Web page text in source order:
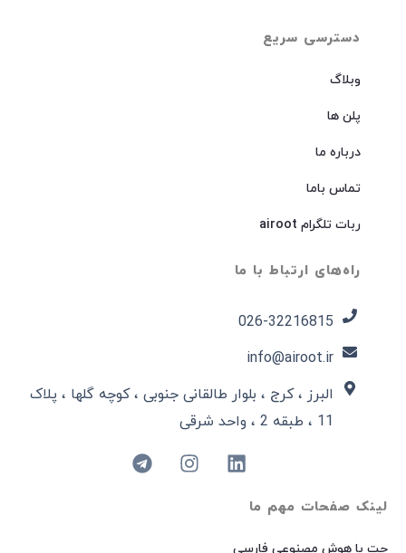
لینک صفحات مهم ما
چت با هوش مصنوعی فارسی
دسترسی سریع
وبلاگ
پلن ها
درباره ما
تماس باما
ربات تلگرام airoot
راه‌های ارتباط با ما
026-32216815​
info@airoot.ir
البرز ، کرج ، بلوار طالقانی جنوبی ، کوچه گلها ، پلاک
11 ، طبقه 2 ، واحد شرقی